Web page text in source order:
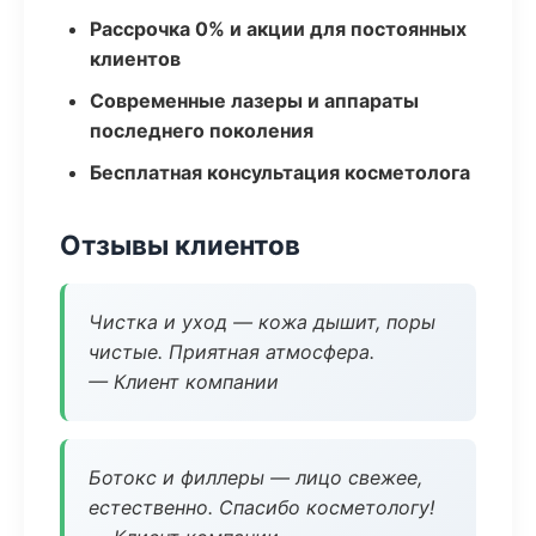
Рассрочка 0% и акции для постоянных
клиентов
Современные лазеры и аппараты
последнего поколения
Бесплатная консультация косметолога
Отзывы клиентов
Чистка и уход — кожа дышит, поры
чистые. Приятная атмосфера.
— Клиент компании
Ботокс и филлеры — лицо свежее,
естественно. Спасибо косметологу!